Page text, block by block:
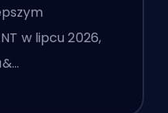
w lipcu 2026,